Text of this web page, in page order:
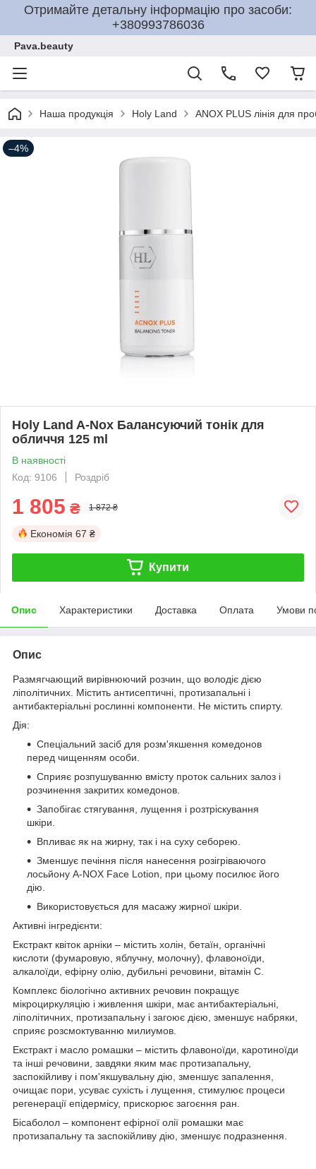
Отримайте детальну інформацію про засоби:
+380993786036
Pava.beauty
Наша продукція Holy Land ANOX PLUS лінія для
–4%
Holy Land A-Nox Балансуючий тонік для
обличчя 125 ml
В наявності
Код: 9106
Роздріб
1 805 ₴ 1 872 ₴
Економія 67 ₴
Купити
Опис Характеристики Доставка Оплата Умови
Опис
Размягчающий вирівнюючий розчин, що володіє дією
ліполітичних. Містить антисептичні, протизапальні і
антибактеріальні рослинні компоненти. Не містить спирту.
Дія:
Спеціальний засіб для розм'якшення комедонов
перед чищенням особи.
Сприяє розпушуванню вмісту проток сальних залоз і
розчинення закритих комедонов.
Запобігає стягування, лущення і розтріскування
шкіри.
Впливає як на жирну, так і на суху себорею.
Зменшує печіння після нанесення розігріваючого
лосьйону A-NOX Face Lotion, при цьому посилює його
дію.
Використовується для масажу жирної шкіри.
Активні інгредієнти:
Екстракт квіток арніки – містить холін, бетаїн, органічні
кислоти (фумаровую, яблучну, молочну), флавоноїди,
алкалоїди, ефірну олію, дубильні речовини, вітамін С.
Комплекс біологічно активних речовин покращує
мікроциркуляцію і живлення шкіри, має антибактеріальні,
ліполітичних, протизапальну і загоює дією, зменшує набряки,
сприяє розсмоктуванню милиумов.
Екстракт і масло ромашки – містить флавоноїди, каротиноїди
та інші речовини, завдяки яким має протизапальну,
заспокійливу і пом'якшувальну дію, зменшує запалення,
очищає пори, усуває сухість і лущення, стимулює процеси
регенерації епідермісу, прискорює загоєння ран.
Бісаболол – компонент ефірної олії ромашки має
протизапальну та заспокійливу дію, зменшує подразнення.